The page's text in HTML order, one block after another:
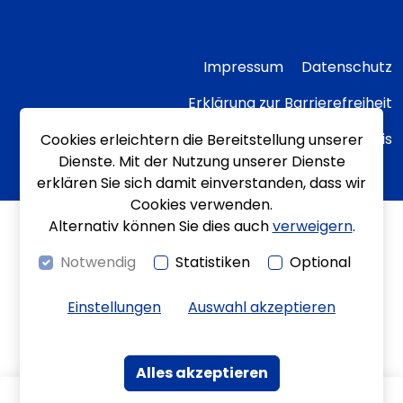
Impressum
Datenschutz
Erklärung zur Barrierefreiheit
Transparenzhinweis
Cookies erleichtern die Bereitstellung unserer
Dienste. Mit der Nutzung unserer Dienste
erklären Sie sich damit einverstanden, dass wir
Cookies verwenden.
Alternativ können Sie dies auchverweigern.
Notwendig
Statistiken Optional
Einstellungen Auswahl akzeptieren
Alles akzeptieren